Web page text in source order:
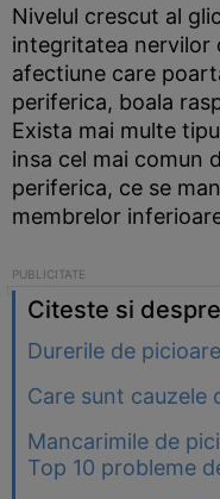
Nivelul crescut al
integritatea nervilor
afectiune care
periferica, boala
Exista mai multe
insa cel mai comun
periferica, ce se
membrelor
Citeste si
Durerile de
Care sunt cauzele
Mancarimile de
Top 10 probleme